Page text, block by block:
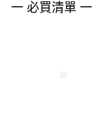
一 必買清單 一